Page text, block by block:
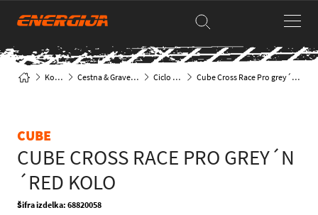
Kolesa Cestna & Gravel kolesa Ciclo cross Cube Cross Race Pro grey´n´red kolo
CUBE
CUBE CROSS RACE PRO GREY´N
´RED KOLO
Šifra izdelka: 68820058